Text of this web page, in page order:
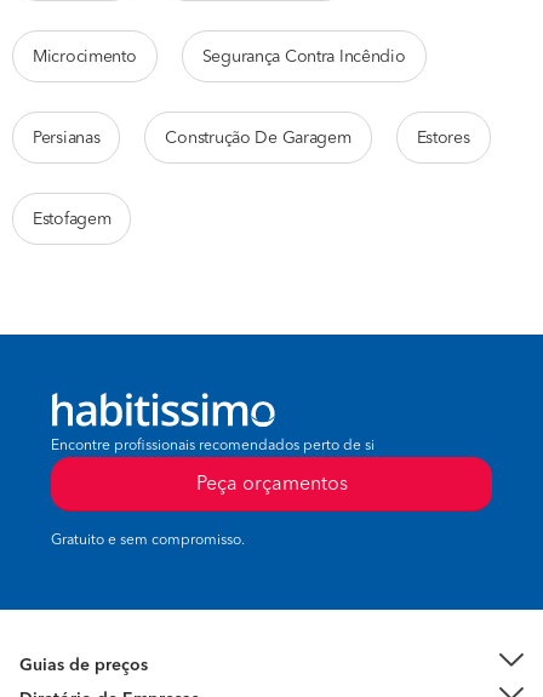
Microcimento Segurança Contra Incêndio
Persianas Construção De Garagem Estores
Estofagem
Encontre profissionais recomendados perto de si
Peça orçamentos
Gratuito e sem compromisso.
Guias de preços